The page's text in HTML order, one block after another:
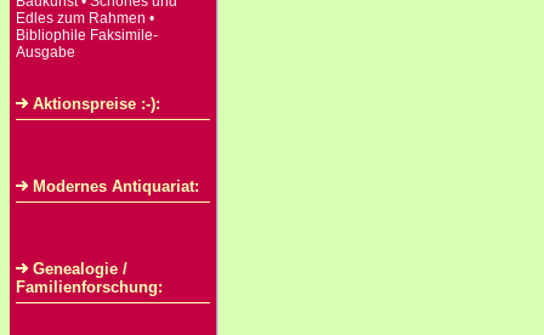
Edles zum Rahmen •
Bibliophile Faksimile-
Ausgabe
Aktionspreise :-):
Modernes Antiquariat:
Genealogie /
Familienforschung: